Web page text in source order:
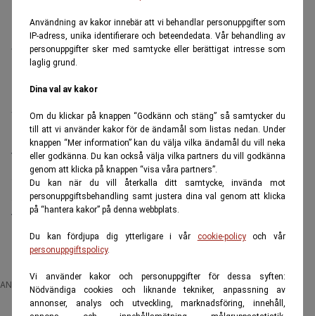
Användning av kakor innebär att vi behandlar personuppgifter som
IP-adress, unika identifierare och beteendedata. Vår behandling av
personuppgifter sker med samtycke eller berättigat intresse som
laglig grund.
Dina val av kakor
Om du klickar på knappen “Godkänn och stäng” så samtycker du
till att vi använder kakor för de ändamål som listas nedan. Under
knappen “Mer information” kan du välja vilka ändamål du vill neka
eller godkänna. Du kan också välja vilka partners du vill godkänna
genom att klicka på knappen “visa våra partners”.
Du kan när du vill återkalla ditt samtycke, invända mot
personuppgiftsbehandling samt justera dina val genom att klicka
på “hantera kakor” på denna webbplats.
Du kan fördjupa dig ytterligare i vår cookie-policyoch vår
personuppgiftspolicy.
Vi använder kakor och personuppgifter för dessa syften:
Nödvändiga cookies och liknande tekniker, anpassning av
annonser, analys och utveckling, marknadsföring, innehåll,
det så kallade säkra kortet Investor,
Wallenbergarna älskling, toppar småspararnas
kasinoleverantören Evolution och
värmpumpstillverkaren Nibe.
På mest köpta-listan i juli återfinns även
fordonbjässen Volvo, ståljätten SSAB, amerikanska
AI- och chipfavoriten Nvidia, dagligvarujätten
Axfood, investmentbolaget Kinnevik och
fastighetsbolaget SBB. I den ordningen.
Tesla placerar sig överst på säljlistan följt av
Resurs Holding och Essity.
ANNONS